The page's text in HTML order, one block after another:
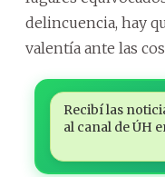
delincuencia, hay
valentía ante las
Recibí las
al canal de ÚH